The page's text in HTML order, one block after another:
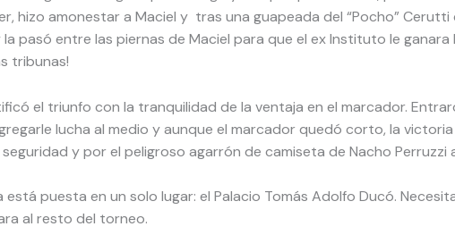
hizo amonestar a Maciel y tras una guapeada del “Pocho”
pasó entre las piernas de Maciel para que el ex Instituto le
tribunas!
el triunfo con la tranquilidad de la ventaja en el marcador.
lucha al medio y aunque el marcador quedó corto, la
y por el peligroso agarrón de camiseta de Nacho Perruzzi
puesta en un solo lugar: el Palacio Tomás Adolfo Ducó.
al resto del torneo.